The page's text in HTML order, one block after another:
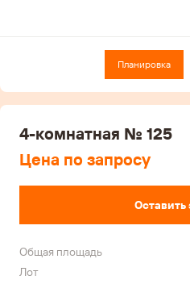
Планировка
4-комнатная № 125
Цена по запросу
Оставить
Общая площадь
Лот